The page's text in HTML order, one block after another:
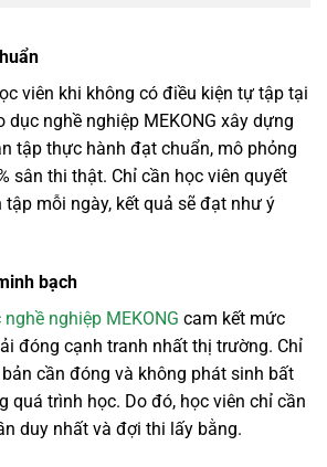
viên khi không có điều kiện tự tập tại
dục nghề nghiệp MEKONG xây dựng
tập thực hành đạt chuẩn, mô phỏng
sân thi thật. Chỉ cần học viên quyết
mỗi ngày, kết quả sẽ đạt như ý
bạch
nghiệp MEKONG cam kết mức
đóng cạnh tranh nhất thị trường. Chỉ
cần đóng và không phát sinh bất
quá trình học. Do đó, học viên chỉ cần
duy nhất và đợi thi lấy bằng.